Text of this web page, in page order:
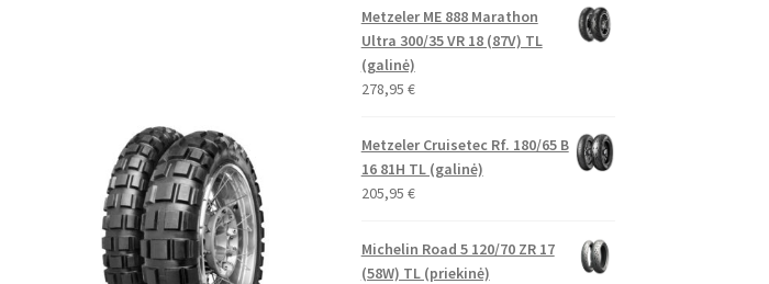
Metzeler ME 888 Marathon
Ultra 300/35 VR 18 (87V) TL
(galinė)
278,95 €
Metzeler Cruisetec Rf. 180/65 B
16 81H TL (galinė)
205,95 €
Michelin Road 5 120/70 ZR 17
(58W) TL (priekinė)